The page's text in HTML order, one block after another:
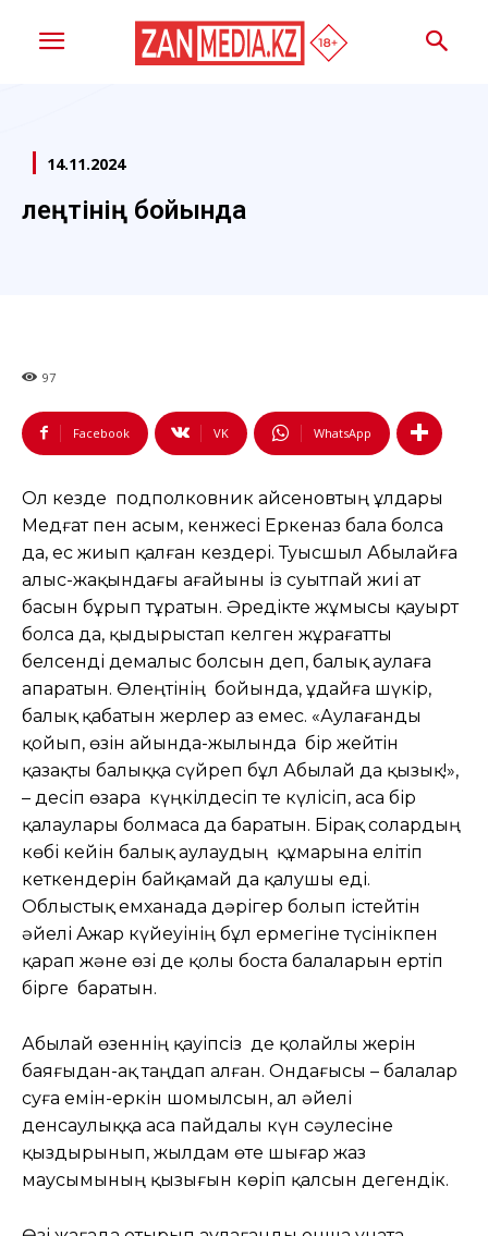
14.11.2024
Өлеңтінің бойында
97
Facebook VK WhatsApp
Ол кезде подполковник Қайсеновтың ұлдары
Медғат пен Қасым, кенжесі Еркеназ бала болса
да, ес жиып қалған кездері. Туысшыл Абылайға
алыс-жақындағы ағайыны із суытпай жиі ат
басын бұрып тұратын. Әредікте жұмысы қауырт
болса да, қыдырыстап келген жұрағатты
белсенді демалыс болсын деп, балық аулаға
апаратын. Өлеңтінің бойында, Құдайға шүкір,
балық қабатын жерлер аз емес. «Аулағанды
қойып, өзін айында-жылында бір жейтін
қазақты балыққа сүйреп бұл Абылай да қызық!»,
– десіп өзара күңкілдесіп те күлісіп, аса бір
қалаулары болмаса да баратын. Бірақ солардың
көбі кейін балық аулаудың құмарына елітіп
кеткендерін байқамай да қалушы еді.
Облыстық емханада дәрігер болып істейтін
әйелі Ажар күйеуінің бұл ермегіне түсінікпен
қарап және өзі де қолы боста балаларын ертіп
бірге баратын.
Абылай өзеннің қауіпсіз де қолайлы жерін
баяғыдан-ақ таңдап алған. Ондағысы – балалар
суға емін-еркін шомылсын, ал әйелі
денсаулыққа аса пайдалы күн сәулесіне
қыздырынып, жылдам өте шығар жаз
маусымының қызығын көріп қалсын дегендік.